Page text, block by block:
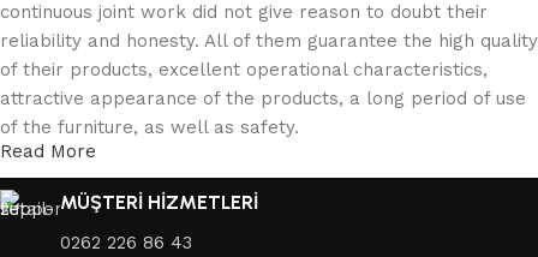
continuous joint work did not give reason to doubt their
reliability and honesty. All of them guarantee the high quality
of their products, excellent operational characteristics,
attractive appearance of the products, a long period of use
of the furniture, as well as safety.
Read More
MÜŞTERİ HİZMETLERİ
0262 226 86 43